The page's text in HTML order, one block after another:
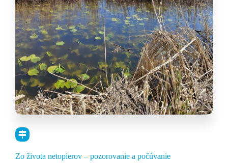
Zo života netopierov – pozorovanie a počúvanie